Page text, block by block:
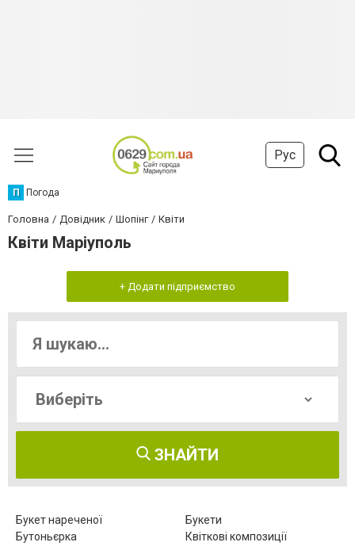
Рус
П Погода
Головна Довідник Шопінг Квіти
Квіти Маріуполь
+ Додати підприємство
ЗНАЙТИ
Букет нареченої
Букети
Бутоньєрка
Квіткові композиції